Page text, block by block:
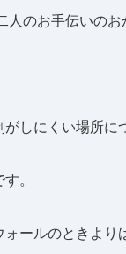
のお手伝いのお
しにくい場所に
。
ールのときより